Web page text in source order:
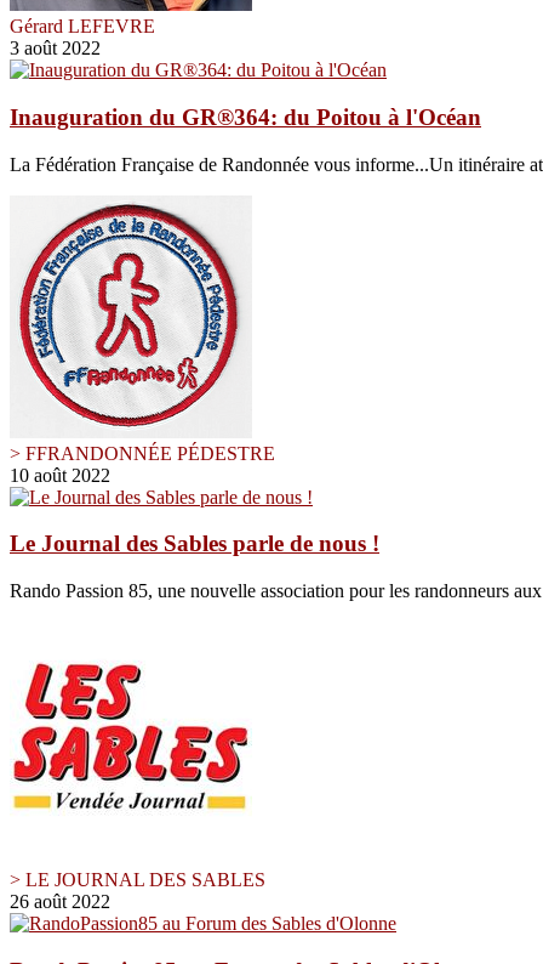
Gérard LEFEVRE
3 août 2022
Inauguration du GR®364: du Poitou à l'Océan
La Fédération Française de Randonnée vous informe...Un itinéraire
> FFRANDONNÉE PÉDESTRE
10 août 2022
Le Journal des Sables parle de nous !
Rando Passion 85, une nouvelle association pour les randonneurs
> LE JOURNAL DES SABLES
26 août 2022